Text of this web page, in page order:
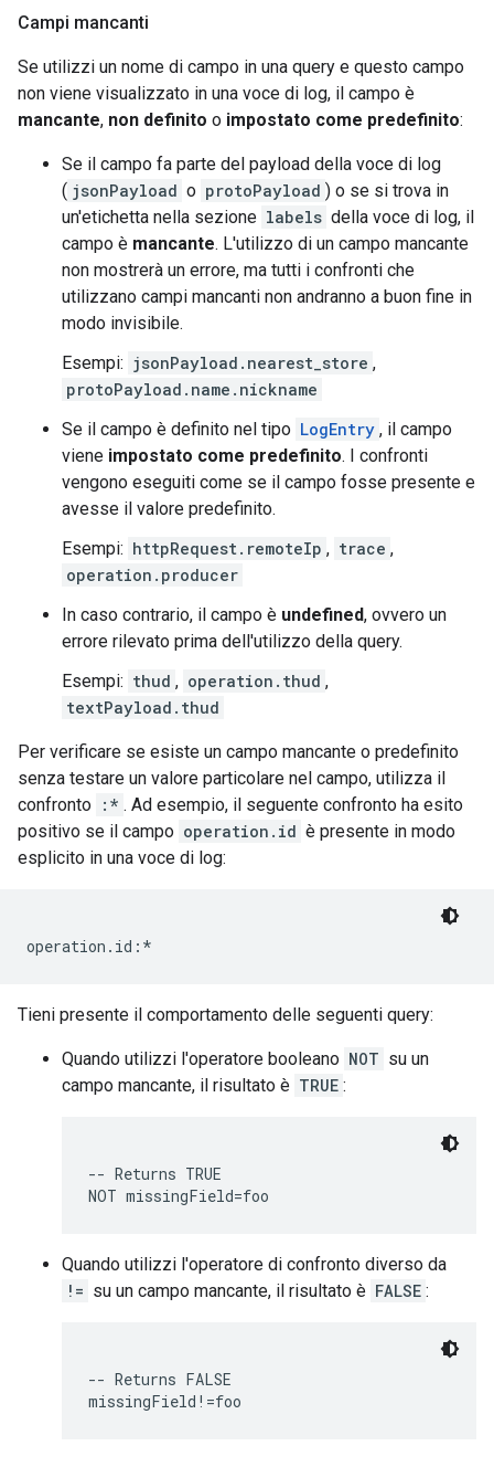
Campi mancanti
Se utilizzi un nome di campo in una query e questo campo
non viene visualizzato in una voce di log, il campo è
mancante, non definito o impostato come predefinito:
Se il campo fa parte del payload della voce di log
( jsonPayload o protoPayload ) o se si trova in
un'etichetta nella sezione labels della voce di log, il
campo è mancante. L'utilizzo di un campo mancante
non mostrerà un errore, ma tutti i confronti che
utilizzano campi mancanti non andranno a buon fine in
modo invisibile.
Esempi: jsonPayload.nearest_store ,
protoPayload.name.nickname
Se il campo è definito nel tipo LogEntry , il campo
viene impostato come predefinito. I confronti
vengono eseguiti come se il campo fosse presente e
avesse il valore predefinito.
Esempi: httpRequest.remoteIp , trace ,
operation.producer
In caso contrario, il campo è undefined, ovvero un
errore rilevato prima dell'utilizzo della query.
Esempi: thud , operation.thud ,
textPayload.thud
Per verificare se esiste un campo mancante o predefinito
senza testare un valore particolare nel campo, utilizza il
confronto :* . Ad esempio, il seguente confronto ha esito
positivo se il campo operation.id è presente in modo
esplicito in una voce di log:
Tieni presente il comportamento delle seguenti query:
Quando utilizzi l'operatore booleano NOT su un
campo mancante, il risultato è TRUE :
-- Returns TRUE
Quando utilizzi l'operatore di confronto diverso da
!= su un campo mancante, il risultato è FALSE :
-- Returns FALSE